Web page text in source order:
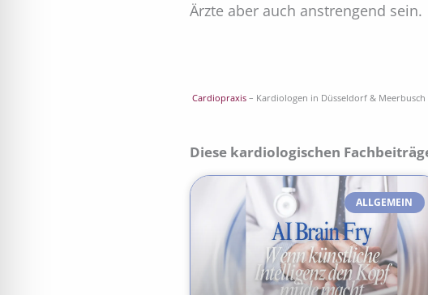
Ärzte aber auch anstrengend sein.
Cardiopraxis – Kardiologen in Düsseldorf & Meerbusch
Diese kardiologischen
ALLGEMEIN